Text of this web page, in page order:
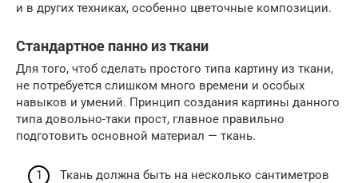
и в других техниках, особенно цветочные композиции.
Стандартное панно из ткани
Для того, чтоб сделать простого типа картину из ткани,
не потребуется слишком много времени и особых
навыков и умений. Принцип создания картины данного
типа довольно-таки прост, главное правильно
подготовить основной материал — ткань.
Ткань должна быть на несколько сантиметров